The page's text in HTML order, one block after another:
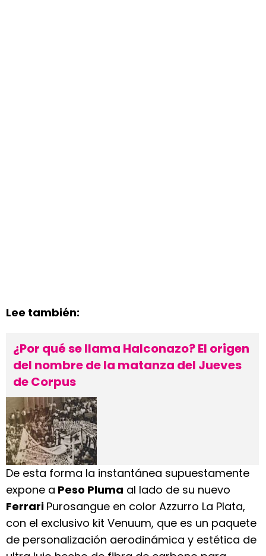
Lee también:
¿Por qué se llama Halconazo? El origen
del nombre de la matanza del Jueves
de Corpus
De esta forma la instantánea supuestamente
expone a Peso Pluma al lado de su nuevo
Ferrari Purosangue en color Azzurro La Plata,
con el exclusivo kit Venuum, que es un paquete
de personalización aerodinámica y estética de